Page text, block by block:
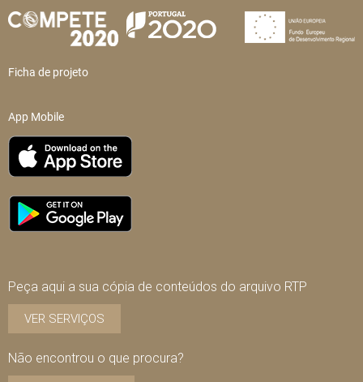
Ficha de projeto
App Mobile
Peça aqui a sua cópia de conteúdos do arquivo RTP
VER SERVIÇOS
Não encontrou o que procura?